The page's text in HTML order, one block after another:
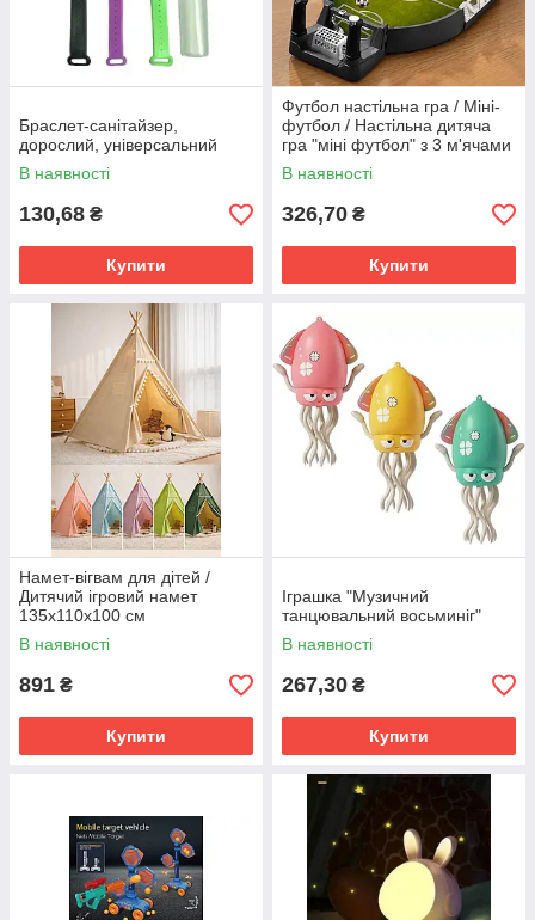
Браслет-санітайзер,
дорослий, універсальний
В наявності
130,68 ₴
Купити
Футбол настільна гра / Міні-
футбол / Настільна дитяча
гра "міні футбол" з 3 м'ячами
В наявності
326,70 ₴
Купити
Намет-вігвам для дітей /
Дитячий ігровий намет
135х110х100 см
В наявності
891 ₴
Купити
Іграшка "Музичний
танцювальний восьминіг"
В наявності
267,30 ₴
Купити